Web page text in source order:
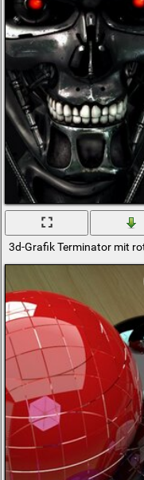
3d-Grafik Terminator mit